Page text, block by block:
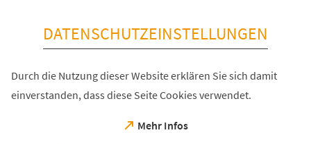
DATENSCHUTZEINSTELLUNGEN
Durch die Nutzung dieser Website erklären Sie sich damit
einverstanden, dass diese Seite Cookies verwendet.
Mehr Infos
(Öffnet